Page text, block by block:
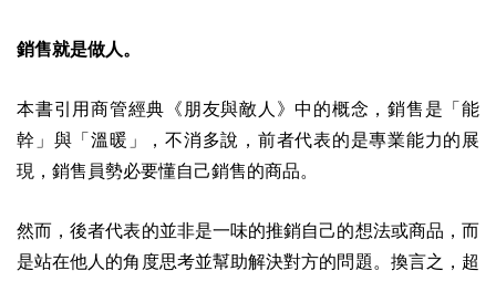
銷售就是做人。
本書引用商管經典《朋友與敵人》中的概念，銷售是「能
幹」與「溫暖」，不消多說，前者代表的是專業能力的展
現，銷售員勢必要懂自己銷售的商品。
然而，後者代表的並非是一味的推銷自己的想法或商品，而
是站在他人的角度思考並幫助解決對方的問題。換言之，超